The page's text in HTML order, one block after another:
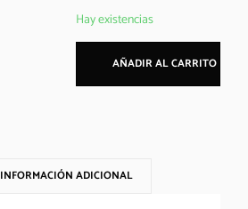
Hay existencias
AÑADIR AL CARRITO
INFORMACIÓN ADICIONAL